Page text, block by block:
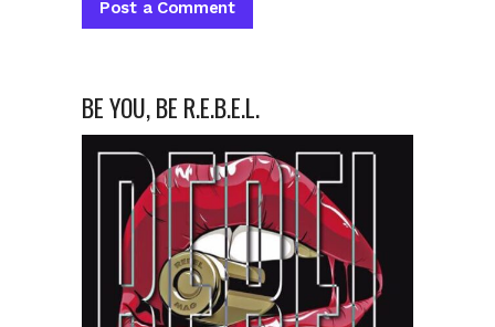
BE YOU, BE R.E.B.E.L.